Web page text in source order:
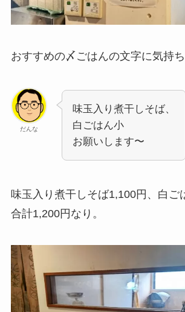
おすすめの〆ごはんの文字に気持
だんな
味玉入り煮干しそば、
白ごはん小
お願いします〜
味玉入り煮干しそば1,100円、白ご
合計1,200円なり。